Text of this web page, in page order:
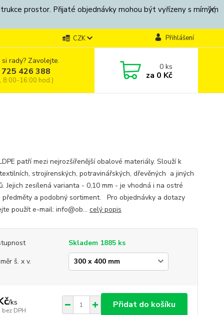
prostor. Přijaté objednávky mohou být vyřízeny s mírným
CZK Přihlášení
rady? Zavolejte.
426 388
8:00-16:00 hod.)
0ks
za 0 Kč
patří mezi nejrozšířenější obalové materiály. Slouží k
strojírenských, potravinářských, dřevěných a jiných
Jejich zesílená varianta - 0,10 mm - je vhodná i na ostré
předměty a podobný sortiment. Pro objednávky a dotazy
použít e-mail: info@ob... celý popis
Skladem 1885 ks
š. x v.
/ks
bez DPH
Přidat do košíku